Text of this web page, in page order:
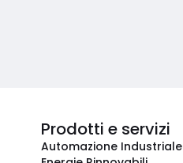
Prodotti e servizi
Automazione Industriale